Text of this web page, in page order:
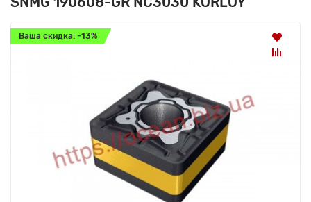
Ваша скидка: -13%